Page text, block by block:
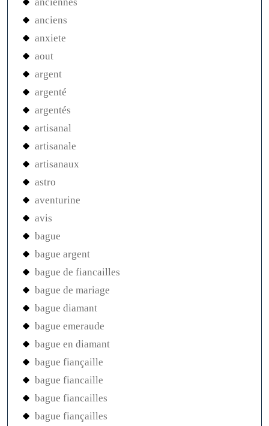
anciens
anxiete
aout
argent
argenté
argentés
artisanal
artisanale
artisanaux
astro
aventurine
avis
bague
bague argent
bague de fiancailles
bague de mariage
bague diamant
bague emeraude
bague en diamant
bague fiançaille
bague fiancaille
bague fiancailles
bague fiançailles